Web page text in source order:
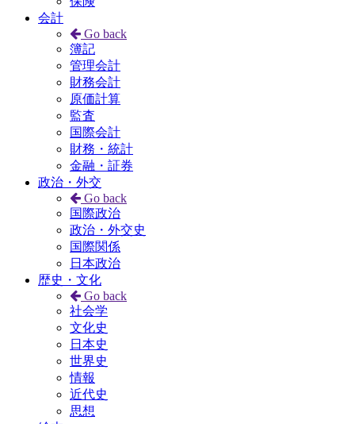
会計
Go back
簿記
管理会計
財務会計
原価計算
監査
国際会計
財務・統計
金融・証券
政治・外交
Go back
国際政治
政治・外交史
国際関係
日本政治
歴史・文化
Go back
社会学
文化史
日本史
世界史
情報
近代史
思想